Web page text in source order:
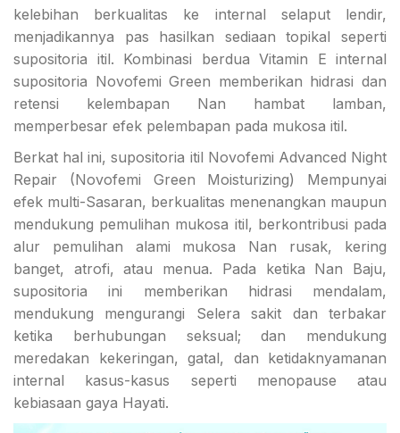
kelebihan berkualitas ke internal selaput lendir,
menjadikannya pas hasilkan sediaan topikal seperti
supositoria itil. Kombinasi berdua Vitamin E internal
supositoria Novofemi Green memberikan hidrasi dan
retensi kelembapan Nan hambat lamban,
memperbesar efek pelembapan pada mukosa itil.
Berkat hal ini, supositoria itil Novofemi Advanced Night
Repair (Novofemi Green Moisturizing) Mempunyai
efek multi-Sasaran, berkualitas menenangkan maupun
mendukung pemulihan mukosa itil, berkontribusi pada
alur pemulihan alami mukosa Nan rusak, kering
banget, atrofi, atau menua. Pada ketika Nan Baju,
supositoria ini memberikan hidrasi mendalam,
mendukung mengurangi Selera sakit dan terbakar
ketika berhubungan seksual; dan mendukung
meredakan kekeringan, gatal, dan ketidaknyamanan
internal kasus-kasus seperti menopause atau
kebiasaan gaya Hayati.